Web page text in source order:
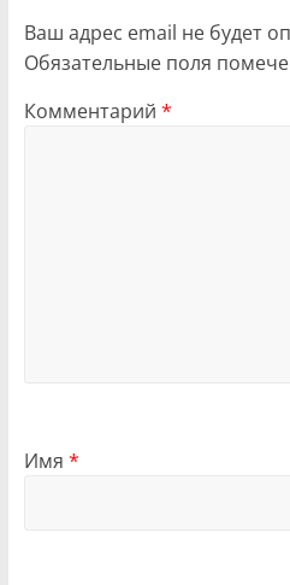
Ваш адрес email не будет
Обязательные поля
Комментарий *
Имя *